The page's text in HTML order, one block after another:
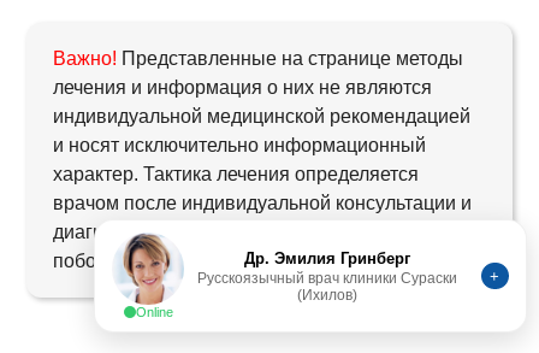
Важно! Представленные на странице методы
лечения и информация о них не являются
индивидуальной медицинской рекомендацией
и носят исключительно информационный
характер. Тактика лечения определяется
врачом после индивидуальной консультации и
диагностики, т.к. возможны противопоказания и
побочные эффекты.
Online
Др. Эмилия Гринберг
Русскоязычный врач клиники Сураски
(Ихилов)
+